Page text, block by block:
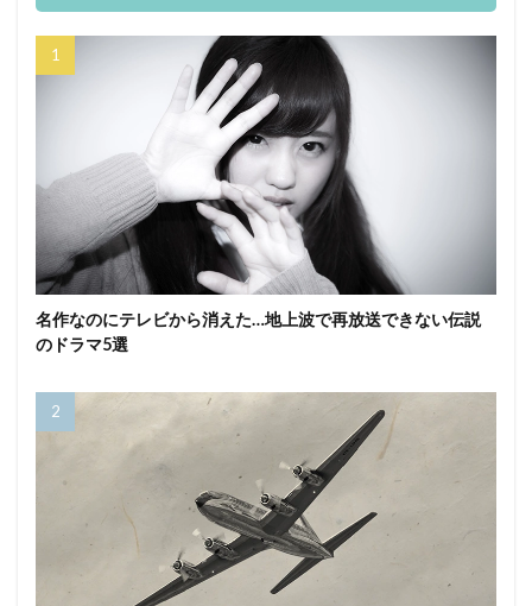
名作なのにテレビから消えた…地上波で再放送できない伝説
のドラマ5選